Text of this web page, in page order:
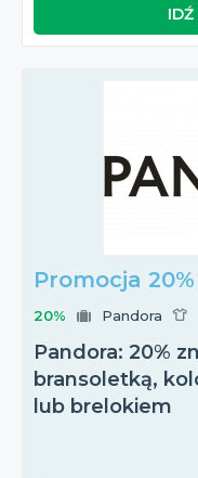
IDŹ
Promocja 20%
20% Pandora
Pandora: 20%
bransoletką,
lub brelokiem